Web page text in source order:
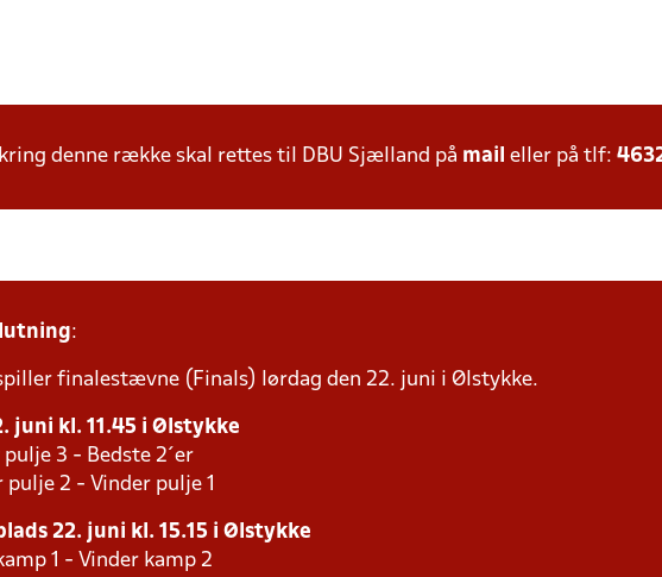
denne række skal rettes til DBU Sjælland på mail eller på tlf:
:
finalestævne (Finals) lørdag den 22. juni i Ølstykke.
juni kl. 11.45 i Ølstykke
pulje 3 - Bedste 2´er
pulje 2 - Vinder pulje 1
22. juni kl. 15.15 i Ølstykke
1 - Vinder kamp 2